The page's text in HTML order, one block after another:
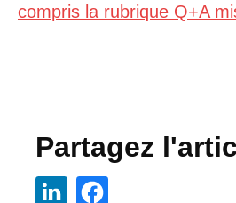
compris la rubrique Q+A
Partagez